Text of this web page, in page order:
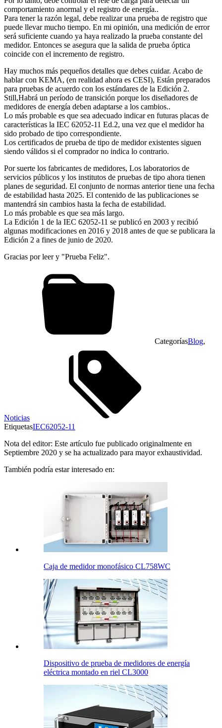
comportamiento anormal y el registro de energía..
Para tener la razón legal, debe realizar una prueba de registro que
puede llevar mucho tiempo. En mi opinión, una medición de error
será suficiente cuando ya haya realizado la prueba constante del
medidor. Entonces se asegura que la salida de prueba óptica
coincide con el incremento de registro.
Hay muchos más pequeños detalles que debes cuidar. Acabo de
hablar con KEMA, (en realidad ahora es CESI), Están preparados
para pruebas de acuerdo con los estándares de la Edición 2.
Still,Habrá un período de transición porque los diseñadores de
medidores de energía deben adaptarse a los cambios..
Lo más probable es que sea adecuado indicar en futuras placas de
características la IEC 62052-11 Ed.2, una vez que el medidor ha
sido probado de tipo correspondiente.
Los certificados de prueba de tipo de medidor existentes siguen
siendo válidos si el comprador no indica lo contrario.
Por suerte los fabricantes de medidores, Los laboratorios de
servicios públicos y los institutos de pruebas de tipo ahora tienen
planes de seguridad. El conjunto de normas anterior tiene una fecha
de estabilidad hasta 2025. El contenido de las publicaciones se
mantendrá sin cambios hasta la fecha de estabilidad.
Lo más probable es que sea más largo.
La Edición 1 de la IEC 62052-11 se publicó en 2003 y recibió
algunas modificaciones en 2016 y 2018 antes de que se publicara la
Edición 2 a fines de junio de 2020.
Gracias por leer y "Prueba Feliz".
CategoríasBlog,
Noticias
EtiquetasIEC62052-11
Nota del editor: Este artículo fue publicado originalmente en
Septiembre 2020 y se ha actualizado para mayor exhaustividad.
También podría estar interesado en:
Caja de medidor monofásico CL758WC
Dispositivo de prueba de medidores de energía
eléctrica montado en riel CL3000